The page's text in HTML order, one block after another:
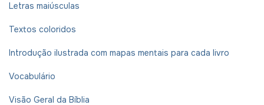
Letras maiúsculas
Textos coloridos
Introdução ilustrada com mapas mentais para cada livro
Vocabulário
Visão Geral da Bíblia